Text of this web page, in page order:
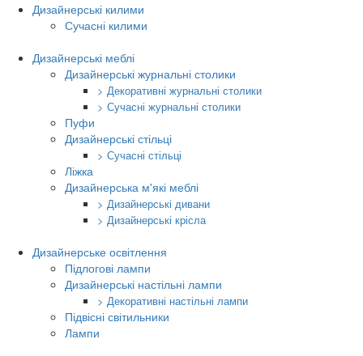
Дизайнерські килими
Сучасні килими
Дизайнерські меблі
Дизайнерські журнальні столики
> Декоративні журнальні столики
> Сучасні журнальні столики
Пуфи
Дизайнерські стільці
> Сучасні стільці
Ліжка
Дизайнерська м'які меблі
> Дизайнерські дивани
> Дизайнерські крісла
Дизайнерське освітлення
Підлогові лампи
Дизайнерські настільні лампи
> Декоративні настільні лампи
Підвісні світильники
Лампи